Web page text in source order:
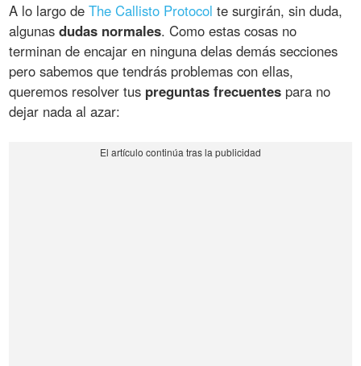
A lo largo deThe Callisto Protocol te surgirán, sin duda,
algunasdudas normales. Como estas cosas no
terminan de encajar en ninguna delas demás secciones
pero sabemos que tendrás problemas con ellas,
queremos resolver tus preguntas frecuentes para no
dejar nada al azar: